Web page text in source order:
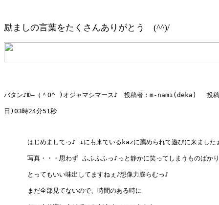
励ましの言葉をたくさんありがとう (^^)/
バタン♪Ю―（＾O^ )オジャマシマース♪　投稿者：m-nami(deka) 　投
日)03時24分51秒
はじめましてっ♪ ↓にも来ているkazに薦められて遊びに来ました
写真・・・思わず ふふふふっ♪っと静かに笑ってしまうものばか
      とってもいい味出してますねぇ♪想像力膨らむっ♪
      まだ全部見てないので、時間のある時に